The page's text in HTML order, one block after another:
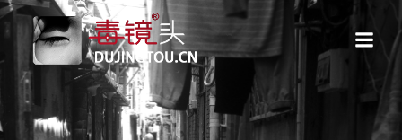
到
内
容